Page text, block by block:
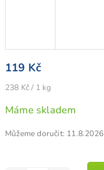
119 Kč
Měrná
238 Kč / 1 kg
Máme skladem
Můžeme doručit: 11.8.2026